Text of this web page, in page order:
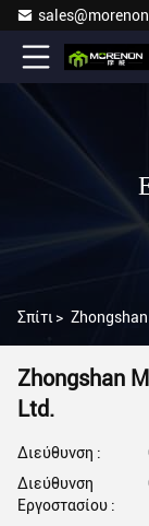
Σπίτι >
Zhongshan
Ltd.
Διεύθυνση :
Διεύθυνση
Εργοστασίου :